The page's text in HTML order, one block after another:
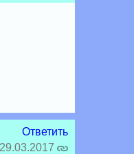
Ответить
29.03.2017